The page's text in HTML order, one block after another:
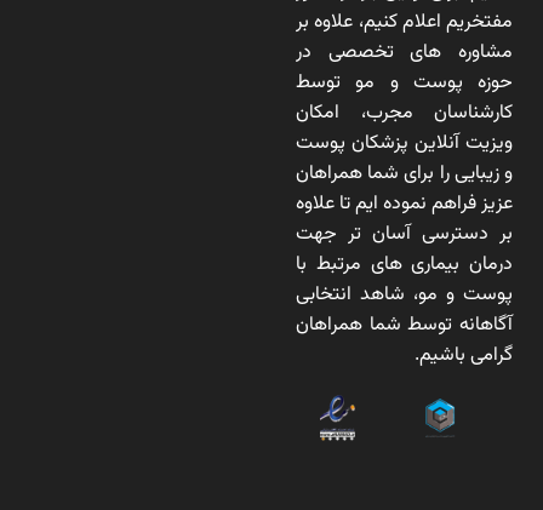
مفتخریم اعلام کنیم، علاوه بر
مشاوره های تخصصی در
حوزه پوست و مو توسط
کارشناسان مجرب، امکان
ویزیت آنلاین پزشکان پوست
و زیبایی را برای شما همراهان
عزیز فراهم نموده ایم تا علاوه
بر دسترسی آسان تر جهت
درمان بیماری های مرتبط با
پوست و مو، شاهد انتخابی
آگاهانه توسط شما همراهان
گرامی باشیم.